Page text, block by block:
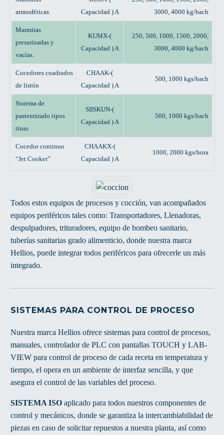
atmosféricas
Capacidad ) A
3000, 4000 kg/bach
Marmitas
presurizadas y
vacías.
KUMX-(
Capacidad ) A
250, 500, 1000, 1500, 2000,
3000, 4000 kg/bach
Cocedores cuadrados
de listón
CHAAK-(
Capacidad ) A
500, 1000 kgs/bach
Sistema de
pasteurizado tipos
tinas
SIISKUN-(
Capacidad ) A
500, 1000 kgs/bach
Cocedor continuo
“Jet Cooker”
CHAAKX-(
Capacidad ) A
1000, 2000 kgs/hora
Todos estos equipos de procesos y cocción, van acompañados
equipos periféricos tales como: Transportadores, Llenadoras,
despulpadores, trituradores, equipo de bombeo sanitario,
tuberías sanitarias grado alimenticio, donde nuestra marca
Hellios, puede integrar todos periféricos para ofrecerle un más
integrado.
SISTEMAS PARA CONTROL DE PROCESO
Nuestra marca Hellios ofrece sistemas para control de procesos,
manuales, controlador de PLC con pantallas TOUCH y LAB-
VIEW para control de proceso de cada receta en temperatura y
tiempo, el opera en un ambiente de interfaz sencilla, y que
asegura el control de las variables del proceso.
SISTEMA ISO aplicado para todos nuestros componentes de
control y mecánicos, donde se garantiza la intercambiabilidad de
piezas en caso de solicitar repuestos a nuestra planta, así como